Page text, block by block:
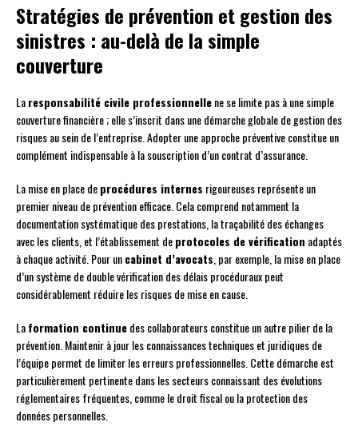
Stratégies de prévention et gestion des
sinistres : au-delà de la simple
couverture
Laresponsabilité civile professionnellene se limite pas à une simple
couverture financière ; elle s’inscrit dans une démarche globale de gestion des
risques au sein de l’entreprise. Adopter une approche préventive constitue un
complément indispensable à la souscription d’un contrat d’assurance.
La mise en place deprocédures internes rigoureuses représente un
premier niveau de prévention efficace. Cela comprend notamment la
documentation systématique des prestations, la traçabilité des échanges
avec les clients, et l’établissement deprotocoles de vérification adaptés
à chaque activité. Pour uncabinet d’avocats, par exemple, la mise en place
d’un système de double vérification des délais procéduraux peut
considérablement réduire les risques de mise en cause.
Laformation continuedes collaborateurs constitue un autre pilier de la
prévention. Maintenir à jour les connaissances techniques et juridiques de
l’équipe permet de limiter les erreurs professionnelles. Cette démarche est
particulièrement pertinente dans les secteurs connaissant des évolutions
réglementaires fréquentes, comme le droit fiscal ou la protection des
données personnelles.